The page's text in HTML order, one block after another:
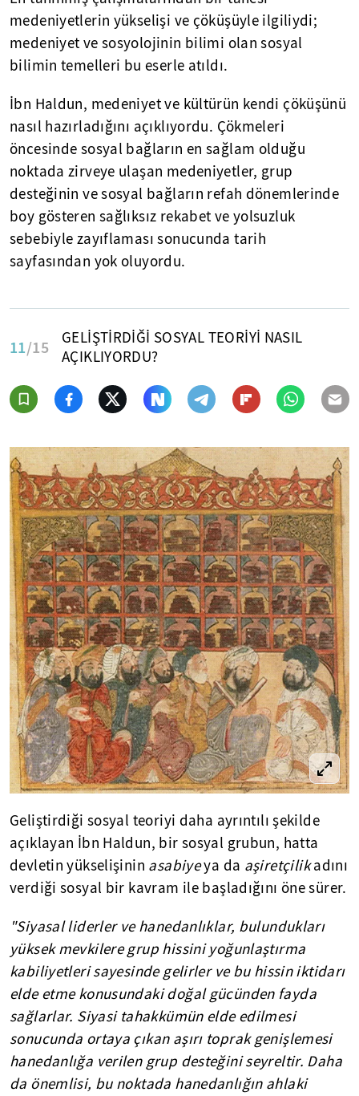
medeniyetlerin yükselişi ve çöküşüyle ilgiliydi;
medeniyet ve sosyolojinin bilimi olan sosyal
bilimin temelleri bu eserle atıldı.
İbn Haldun, medeniyet ve kültürün kendi çöküşünü
nasıl hazırladığını açıklıyordu. Çökmeleri
öncesinde sosyal bağların en sağlam olduğu
noktada zirveye ulaşan medeniyetler, grup
desteğinin ve sosyal bağların refah dönemlerinde
boy gösteren sağlıksız rekabet ve yolsuzluk
sebebiyle zayıflaması sonucunda tarih
sayfasından yok oluyordu.
11/15
GELİŞTİRDİĞİ SOSYAL TEORİYİ NASIL
AÇIKLIYORDU?
Geliştirdiği sosyal teoriyi daha ayrıntılı şekilde
açıklayan İbn Haldun, bir sosyal grubun, hatta
devletin yükselişinin asabiyeya da aşiretçilikadını
verdiği sosyal bir kavram ile başladığını öne sürer.
"Siyasal liderler ve hanedanlıklar, bulundukları
yüksek mevkilere grup hissini yoğunlaştırma
kabiliyetleri sayesinde gelirler ve bu hissin iktidarı
elde etme konusundaki doğal gücünden fayda
sağlarlar. Siyasi tahakkümün elde edilmesi
sonucunda ortaya çıkan aşırı toprak genişlemesi
hanedanlığa verilen grup desteğini seyreltir. Daha
da önemlisi, bu noktada hanedanlığın ahlaki